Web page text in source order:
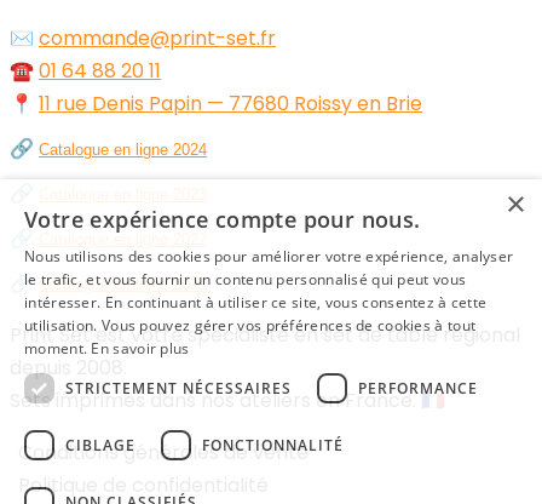
✉️ commande@print-set.fr
☎️01 64 88 20 11
📍 11 rue Denis Papin — 77680 Roissy en Brie
🔗 Catalogue en ligne 2024
🔗 Catalogue en ligne 2021
Print Set est votre spécialiste en set de table régional
depuis 2008.
Sets imprimés dans nos ateliers en France. 🇫🇷
Conditions générales de vente
Politique de confidentialité
×
Votre expérience compte pour nous.
Nous utilisons des cookies pour améliorer votre expérience, analyser
le trafic, et vous fournir un contenu personnalisé qui peut vous
intéresser. En continuant à utiliser ce site, vous consentez à cette
utilisation. Vous pouvez gérer vos préférences de cookies à tout
moment. En savoir plus
STRICTEMENT NÉCESSAIRES
PERFORMANCE
CIBLAGE FONCTIONNALITÉ